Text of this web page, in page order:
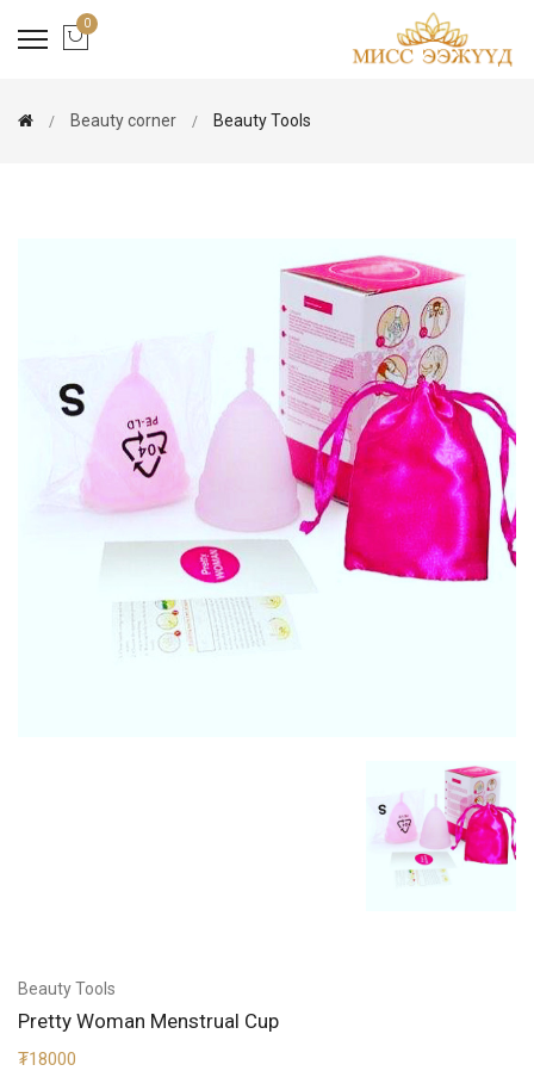
0
Beauty corner Beauty Tools
Beauty Tools
Pretty Woman Menstrual Cup
₮18000